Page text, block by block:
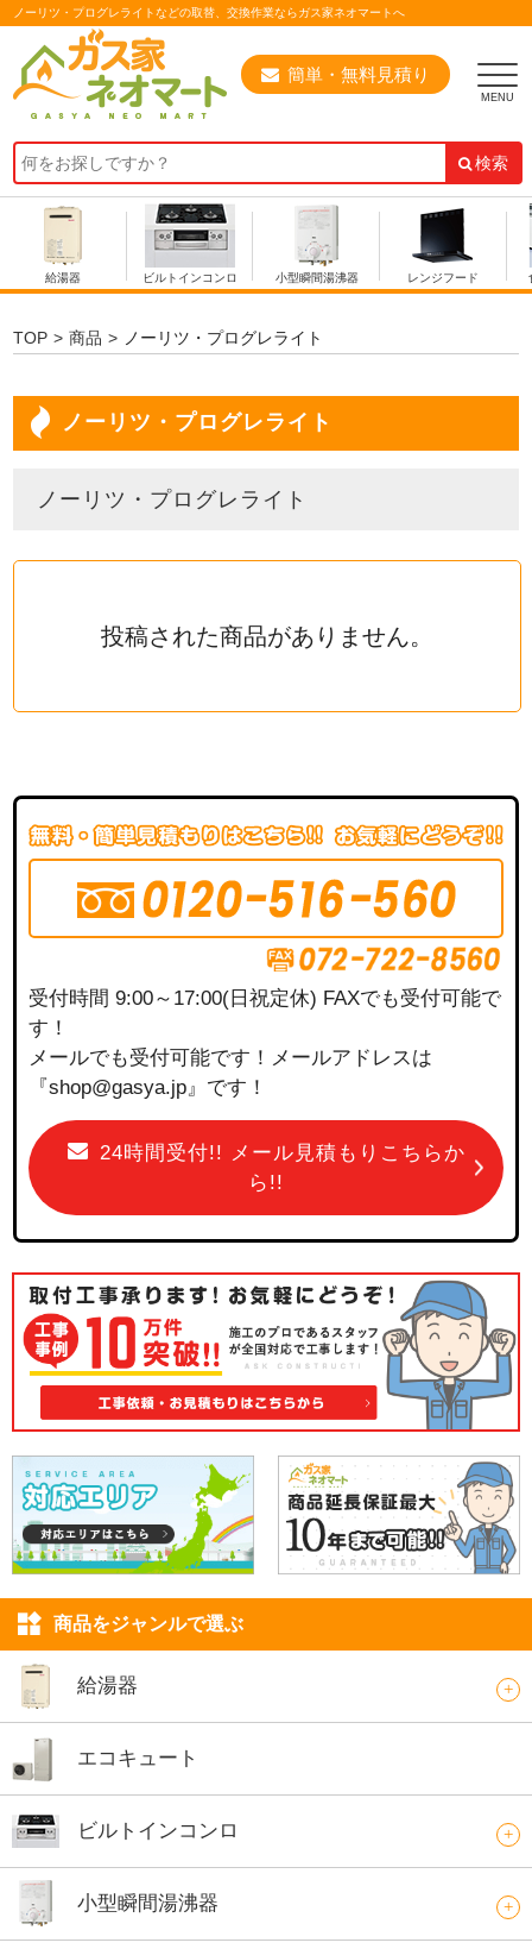
ノーリツ・プログレライトなどの取替、交換作業ならガス家ネオマートへ
簡単・無料見積り
検索
給湯器 ビルトインコンロ 小型瞬間湯沸器 レンジフード
TOP 商品 ノーリツ・プログレライト
ノーリツ・プログレライト
ノーリツ・プログレライト
投稿された商品がありません。
受付時間 9:00～17:00(日祝定休) FAXでも受付可能で
す！
メールでも受付可能です！メールアドレスは
『shop@gasya.jp』です！
24時間受付!! メール見積もりこちらか
ら!!
商品をジャンルで選ぶ
給湯器
エコキュート
ビルトインコンロ
小型瞬間湯沸器